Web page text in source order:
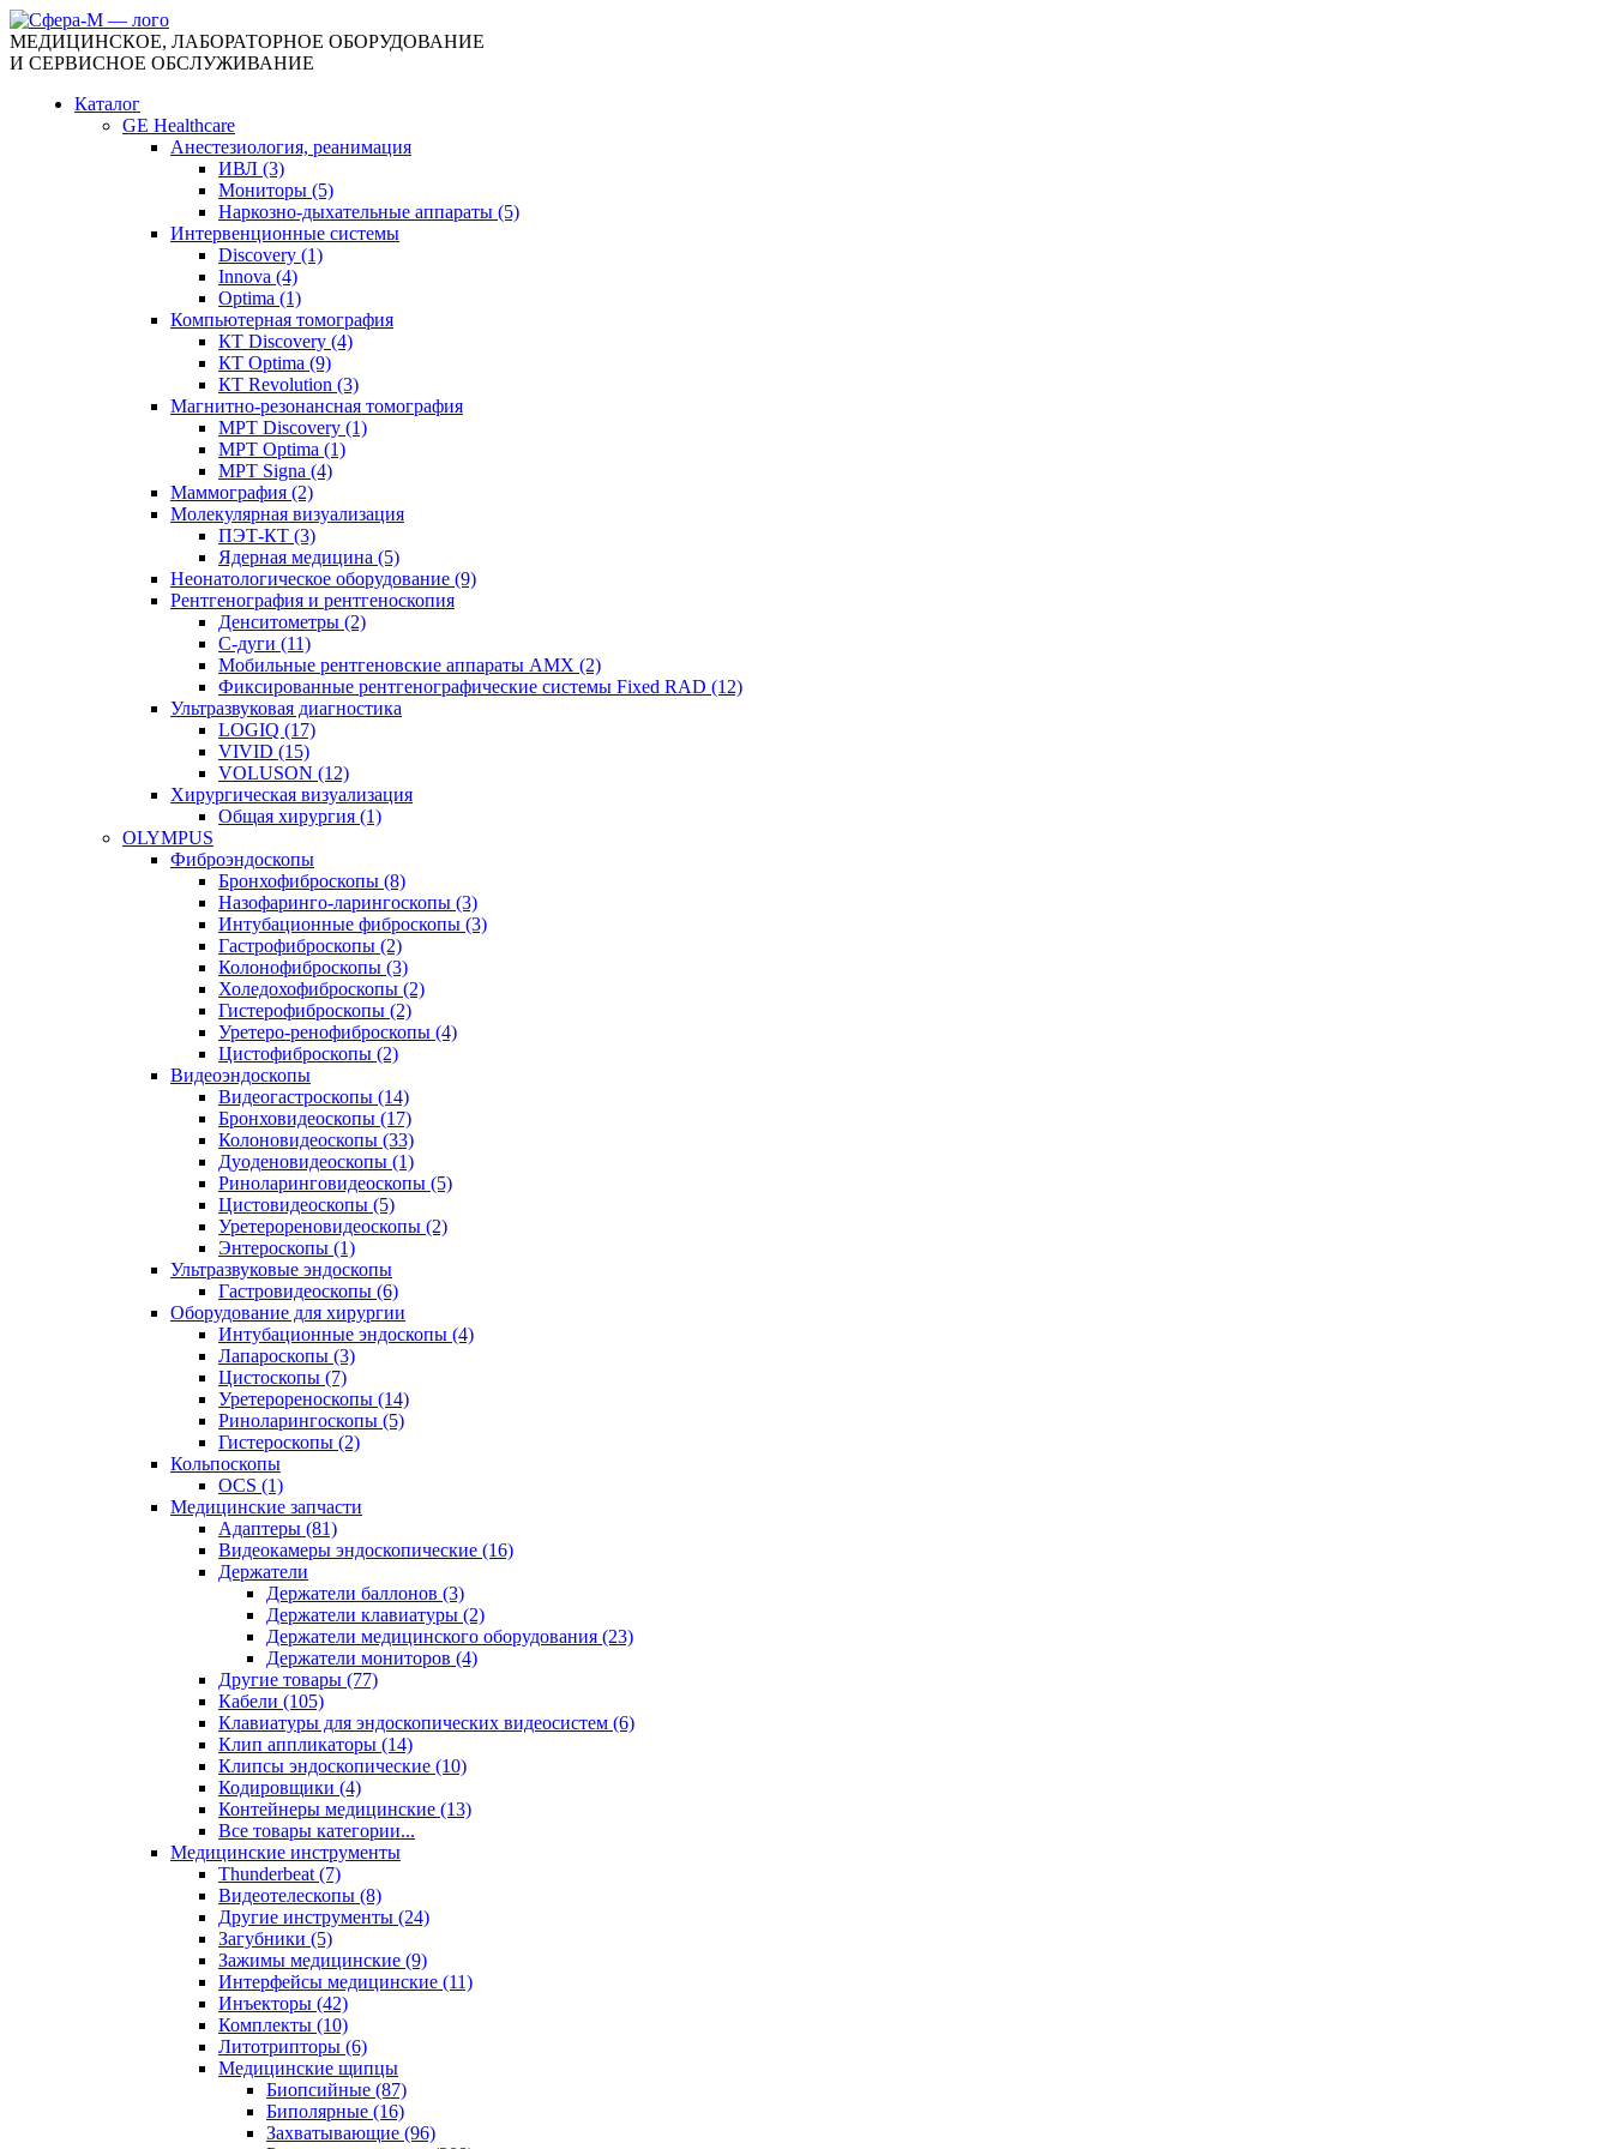
МЕДИЦИНСКОЕ, ЛАБОРАТОРНОЕ ОБОРУДОВАНИЕ
И СЕРВИСНОЕ ОБСЛУЖИВАНИЕ
Каталог
GE Healthcare
Анестезиология, реанимация
ИВЛ (3)
Мониторы (5)
Наркозно-дыхательные аппараты (5)
Интервенционные системы
Discovery (1)
Innova (4)
Optima (1)
Компьютерная томография
КТ Discovery (4)
КТ Optima (9)
КТ Revolution (3)
Магнитно-резонансная томография
МРТ Discovery (1)
МРТ Optima (1)
МРТ Signa (4)
Маммография (2)
Молекулярная визуализация
ПЭТ-КТ (3)
Ядерная медицина (5)
Неонатологическое оборудование (9)
Рентгенография и рентгеноскопия
Денситометры (2)
C-дуги (11)
Мобильные рентгеновские аппараты AMX (2)
Фиксированные рентгенографические системы Fixed RAD (12)
Ультразвуковая диагностика
LOGIQ (17)
VIVID (15)
VOLUSON (12)
Хирургическая визуализация
Общая хирургия (1)
OLYMPUS
Фиброэндоскопы
Бронхофиброскопы (8)
Назофаринго-ларингоскопы (3)
Интубационные фиброскопы (3)
Гастрофиброскопы (2)
Колонофиброскопы (3)
Холедохофиброскопы (2)
Гистерофиброскопы (2)
Уретеро-ренофиброскопы (4)
Цистофиброскопы (2)
Видеоэндоскопы
Видеогастроскопы (14)
Бронховидеоскопы (17)
Колоновидеоскопы (33)
Дуоденовидеоскопы (1)
Риноларинговидеоскопы (5)
Цистовидеоскопы (5)
Уретерореновидеоскопы (2)
Энтероскопы (1)
Ультразвуковые эндоскопы
Гастровидеоскопы (6)
Оборудование для хирургии
Интубационные эндоскопы (4)
Лапароскопы (3)
Цистоскопы (7)
Уретерореноскопы (14)
Риноларингоскопы (5)
Гистероскопы (2)
Кольпоскопы
OCS (1)
Медицинские запчасти
Адаптеры (81)
Видеокамеры эндоскопические (16)
Держатели
Держатели баллонов (3)
Держатели клавиатуры (2)
Держатели медицинского оборудования (23)
Держатели мониторов (4)
Другие товары (77)
Кабели (105)
Клавиатуры для эндоскопических видеосистем (6)
Клип аппликаторы (14)
Клипсы эндоскопические (10)
Кодировщики (4)
Контейнеры медицинские (13)
Все товары категории...
Медицинские инструменты
Thunderbeat (7)
Видеотелескопы (8)
Другие инструменты (24)
Загубники (5)
Зажимы медицинские (9)
Интерфейсы медицинские (11)
Инъекторы (42)
Комплекты (10)
Литотрипторы (6)
Медицинские щипцы
Биопсийные (87)
Биполярные (16)
Захватывающие (96)